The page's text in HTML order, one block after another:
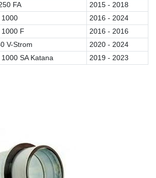
FA
2015 - 2018
1000
2016 - 2024
1000 F
2016 - 2016
V-Strom
2020 - 2024
SA Katana 2019 - 2023